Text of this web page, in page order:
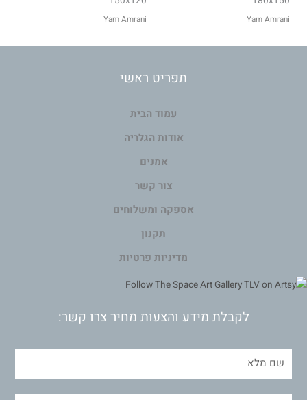
Yam Amrani
Yam Amrani
תפריט ראשי
עמוד הבית
אודות הגלריה
אמנים
צור קשר
אספקה ומשלוחים
תקנון
מדיניות פרטיות
לקבלת מידע והצעות מחיר צרו קשר: